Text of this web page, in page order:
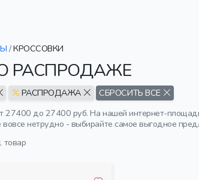
/КРОССОВКИ
РАСПРОДАЖЕ
РАСПРОДАЖА
СБРОСИТЬ ВСЕ
27400 до 27400 руб. На нашей интернет-
нетрудно - выбирайте самое выгодное
товар